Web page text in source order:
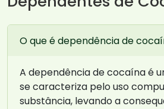
O que é dependência de
A dependência de cocaína é
se caracteriza pelo uso
substância, levando a